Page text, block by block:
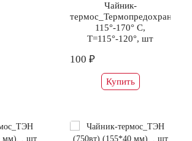
Чайник-
115°-170° С,
T=115°-120°, шт
100 ₽
Купить